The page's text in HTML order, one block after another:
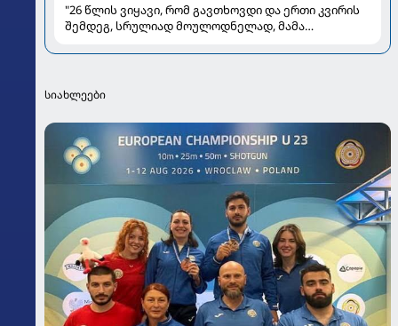
"26 წლის ვიყავი, რომ გავთხოვდი და ერთი კვირის
შემდეგ, სრულიად მოულოდნელად, მამა
სცენის მიღმა
სიახლეები